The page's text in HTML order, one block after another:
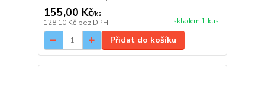
155,00 Kč/ks
128,10 Kč bez DPH skladem 1 kus
Přidat do košíku